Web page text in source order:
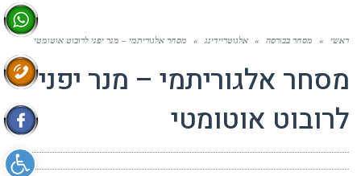
ראשי » מסחר בבורסה » אלגוטריידינג » מסחר אלגוריתמי – מנר יפני לרובוט אוטומטי
מסחר אלגוריתמי – מנר יפני
לרובוט אוטומטי
פתח